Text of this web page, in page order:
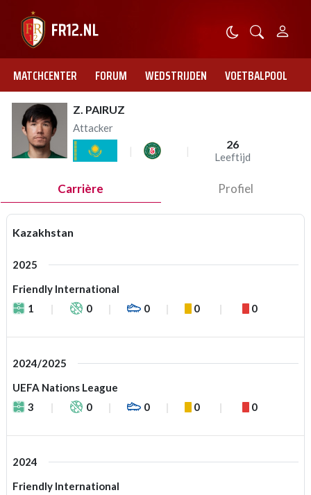
MATCHCENTER FORUM WEDSTRIJDEN VOETBALPOOL
Z. PAIRUZ
Attacker
26
Leeftijd
Carrière Profiel
Kazakhstan
2025
Friendly International
1
0 0 0 0
2024/2025
UEFA Nations League
3
0 0 0 0
2024
Friendly International